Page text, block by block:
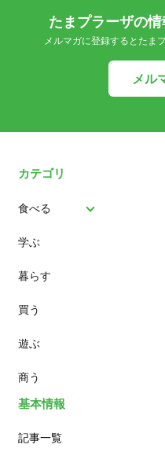
たまプラーザの
メルマガに登録するとたま
メル
カテゴリ
食べる
パン
スイーツ
ランチ
カフェ
学ぶ
暮らす
買う
遊ぶ
商う
基本情報
記事一覧